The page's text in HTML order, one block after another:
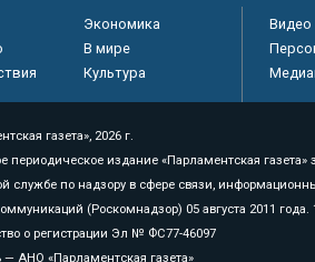
Экономика
В мире
Культура
Видео
газета», 2026 г.
периодическое издание «Парламентская газета»
службе по надзору в сфере связи,
(Роскомнадзор) 05 августа 2011 года.
о регистрации Эл № ФС77-46097
— АНО «Парламентская газета»